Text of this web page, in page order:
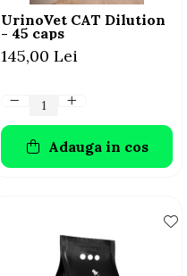
UrinoVet CAT Dilution
- 45 caps
145,00 Lei
Adauga in cos